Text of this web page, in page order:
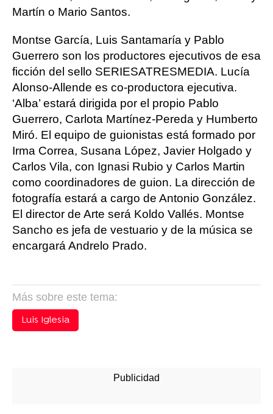
Martín o Mario Santos.
Montse García, Luis Santamaría y Pablo
Guerrero son los productores ejecutivos de esa
ficción del sello SERIESATRESMEDIA. Lucía
Alonso-Allende es co-productora ejecutiva.
‘Alba’ estará dirigida por el propio Pablo
Guerrero, Carlota Martínez-Pereda y Humberto
Miró. El equipo de guionistas está formado por
Irma Correa, Susana López, Javier Holgado y
Carlos Vila, con Ignasi Rubio y Carlos Martin
como coordinadores de guion. La dirección de
fotografía estará a cargo de Antonio González.
El director de Arte será Koldo Vallés. Montse
Sancho es jefa de vestuario y de la música se
encargará Andrelo Prado.
Más sobre este tema:
Luis Iglesia